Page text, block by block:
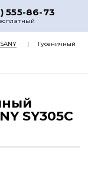
555-86-73
Гусеничный
SY305C